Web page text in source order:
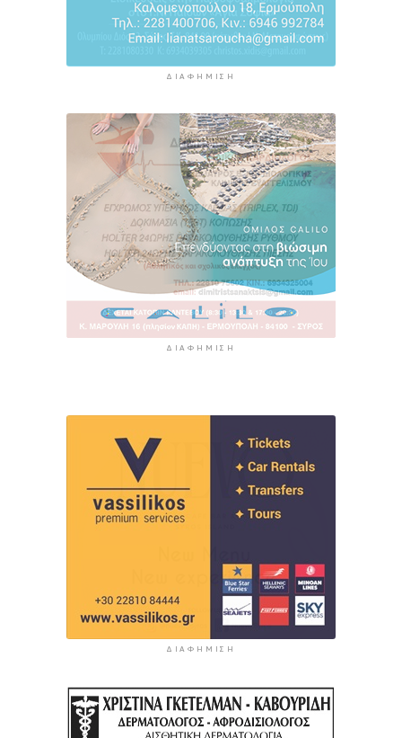
ΔΙΑΦΉΜΙΣΗ
ΔΙΑΦΉΜΙΣΗ
ΔΙΑΦΉΜΙΣΗ